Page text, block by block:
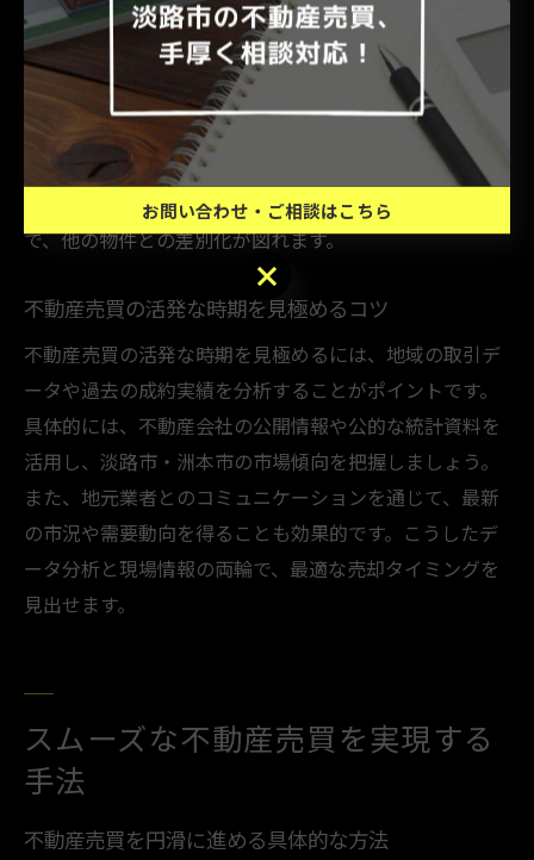
売買が集中する時期には、競合物件も増えるため、価格
設定や物件の魅力づけが重要となります。具体的には、
相場を参考にしつつ適正価格での売り出しや、室内のク
リーニング、リフォームの実施などが有効です。また、
内覧希望者が増えるため、迅速な対応や柔軟なスケジュ
ール調整も必要です。こうした注意点を押さえること
で、他の物件との差別化が図れます。
不動産売買の活発な時期を見極めるコツ
不動産売買の活発な時期を見極めるには、地域の取引デ
ータや過去の成約実績を分析することがポイントです。
具体的には、不動産会社の公開情報や公的な統計資料を
活用し、淡路市・洲本市の市場傾向を把握しましょう。
また、地元業者とのコミュニケーションを通じて、最新
の市況や需要動向を得ることも効果的です。こうしたデ
ータ分析と現場情報の両輪で、最適な売却タイミングを
見出せます。
スムーズな不動産売買を実現する
手法
不動産売買を円滑に進める具体的な方法
お問い合わせ・ご相談はこちら
お問い合わせ・ご相談はこちら